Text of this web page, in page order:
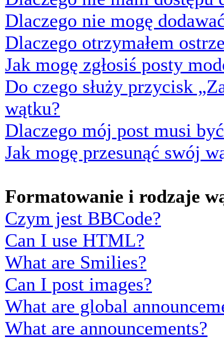
Dlaczego nie mogę
Dlaczego otrzymałem
Jak mogę zgłosiś posty
Do czego służy przycisk
wątku?
Dlaczego mój post musi
Jak mogę przesunąć swój
Formatowanie i rodzaje
Czym jest BBCode?
Can I use HTML?
What are Smilies?
Can I post images?
What are global
What are announcements?